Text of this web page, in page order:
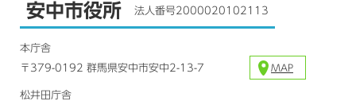
安中市役所 法人番号2000020102113
本庁舎
〒379-0192 群馬県安中市安中2-13-7
MAP
松井田庁舎